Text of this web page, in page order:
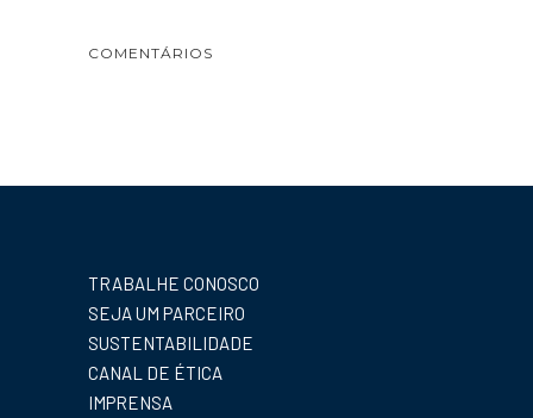
COMENTÁRIOS
TRABALHE CONOSCO
SEJA UM PARCEIRO
SUSTENTABILIDADE
CANAL DE ÉTICA
IMPRENSA